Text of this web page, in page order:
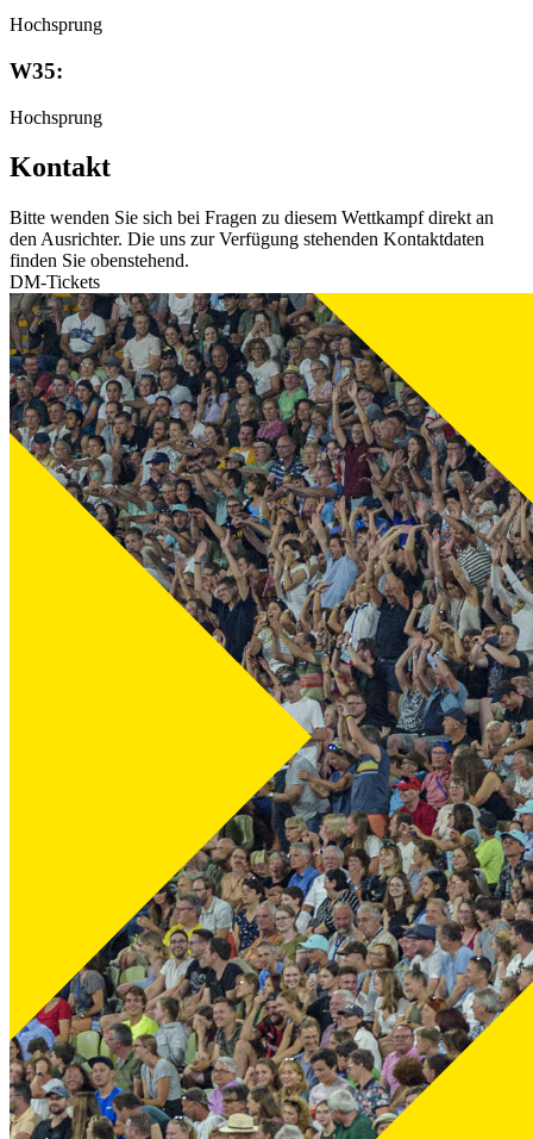
Hochsprung
W35:
Hochsprung
Kontakt
Bitte wenden Sie sich bei Fragen zu diesem Wettkampf direkt an
den Ausrichter. Die uns zur Verfügung stehenden Kontaktdaten
finden Sie obenstehend.
DM-Tickets